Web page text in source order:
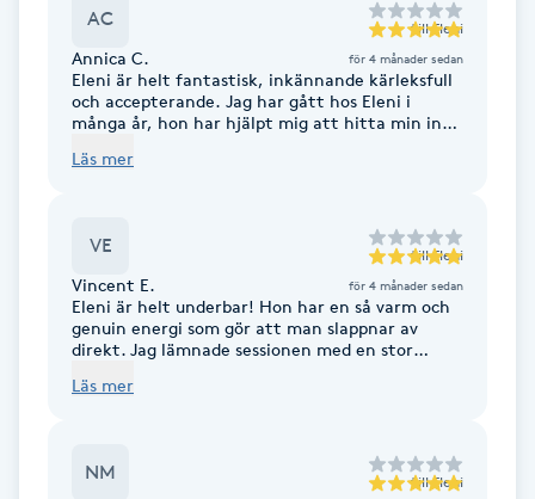
Coachning
Color correction
Cryoterapi
Damklippning
Dermapen
Diamantslipning
AC till Eleni
Annica C. för 4 månader sedan
Eleni är helt fantastisk, inkännande kärleksfull
och accepterande. Jag har gått hos Eleni i
många år, hon har hjälpt mig att hitta min inre
en gång kom till Eleni , var min önskan att få
mer känslosam i spårbarhet och mod samt högst
levande i livets alla vindlingar. Mina besök hos
Läs mer
VE till Eleni
Vincent E. för 4 månader sedan
Eleni är helt underbar! Hon har en så varm och
genuin energi som gör att man slappnar av
direkt. Jag lämnade sessionen med en stor
verkligen empatisk och duktig på det hon gör.
Läs mer
NM till Eleni